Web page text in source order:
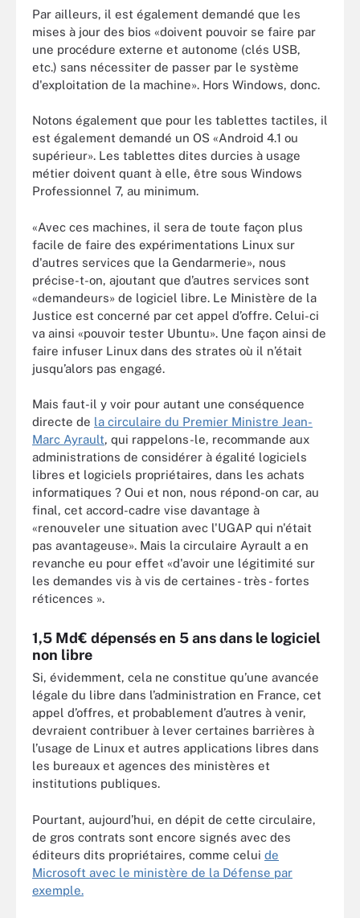
Par ailleurs, il est également demandé que les
mises à jour des bios «doivent pouvoir se faire par
une procédure externe et autonome (clés USB,
etc.) sans nécessiter de passer par le système
d'exploitation de la machine». Hors Windows, donc.
Notons également que pour les tablettes tactiles, il
est également demandé un OS «Android 4.1 ou
supérieur». Les tablettes dites durcies à usage
métier doivent quant à elle, être sous Windows
Professionnel 7, au minimum.
«Avec ces machines, il sera de toute façon plus
facile de faire des expérimentations Linux sur
d'autres services que la Gendarmerie», nous
précise-t-on, ajoutant que d’autres services sont
«demandeurs» de logiciel libre. Le Ministère de la
Justice est concerné par cet appel d’offre. Celui-ci
va ainsi «pouvoir tester Ubuntu». Une façon ainsi de
faire infuser Linux dans des strates où il n’était
jusqu’alors pas engagé.
Mais faut-il y voir pour autant une conséquence
directe de la circulaire du Premier Ministre Jean-
Marc Ayrault, qui rappelons-le, recommande aux
administrations de considérer à égalité logiciels
libres et logiciels propriétaires, dans les achats
informatiques ? Oui et non, nous répond-on car, au
final, cet accord-cadre vise davantage à
«renouveler une situation avec l'UGAP qui n'était
pas avantageuse». Mais la circulaire Ayrault a en
revanche eu pour effet «d'avoir une légitimité sur
les demandes vis à vis de certaines - très - fortes
réticences ».
1,5 Md€ dépensés en 5 ans dans le logiciel
non libre
Si, évidemment, cela ne constitue qu’une avancée
légale du libre dans l’administration en France, cet
appel d’offres, et probablement d’autres à venir,
devraient contribuer à lever certaines barrières à
l’usage de Linux et autres applications libres dans
les bureaux et agences des ministères et
institutions publiques.
Pourtant, aujourd’hui, en dépit de cette circulaire,
de gros contrats sont encore signés avec des
éditeurs dits propriétaires, comme celui de
Microsoft avec le ministère de la Défense par
exemple.